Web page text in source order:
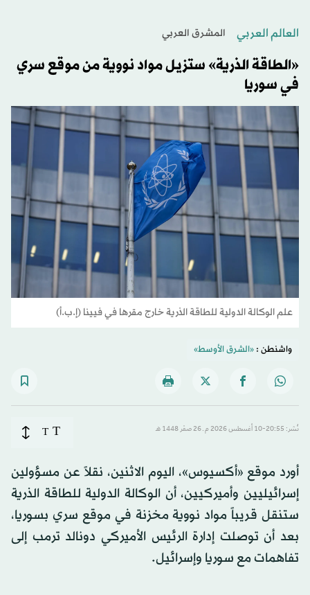
العالم العربي المشرق العربي
«الطاقة الذرية» ستزيل مواد نووية من موقع سري
في سوريا
علم الوكالة الدولية ‌للطاقة الذرية خارج مقرها في فيينا (إ.ب.أ)
واشنطن :«الشرق الأوسط»
نُشر: 20:55-10 أغسطس 2026 م ـ 26 صفَر 1448 هـ T
T
أورد موقع «أكسيوس»، اليوم الاثنين، نقلاً عن مسؤولين
إسرائيليين وأميركيين، أن الوكالة الدولية للطاقة الذرية
ستنقل قريباً مواد نووية مخزنة في موقع سري بسوريا،
بعد أن توصلت إدارة الرئيس الأميركي دونالد ترمب إلى
تفاهمات مع سوريا وإسرائيل.